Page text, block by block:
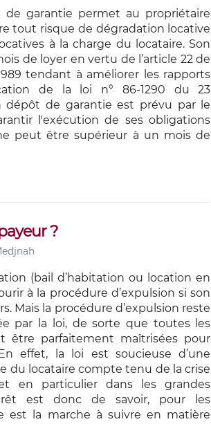
garantie permet au propriétaire
tout risque de dégradation locative
à la charge du locataire. Son
de loyer en vertu de l’article 22 de
tendant à améliorer les rapports
de la loi n° 86-1290 du 23
dépôt de garantie est prévu par le
l'exécution de ses obligations
peut être supérieur à un mois de
?
(bail d’habitation ou location en
à la procédure d’expulsion si son
Mais la procédure d’expulsion reste
par la loi, de sorte que toutes les
être parfaitement maîtrisées pour
effet, la loi est soucieuse d’une
du locataire compte tenu de la crise
en particulier dans les grandes
est donc de savoir, pour les
est la marche à suivre en matière